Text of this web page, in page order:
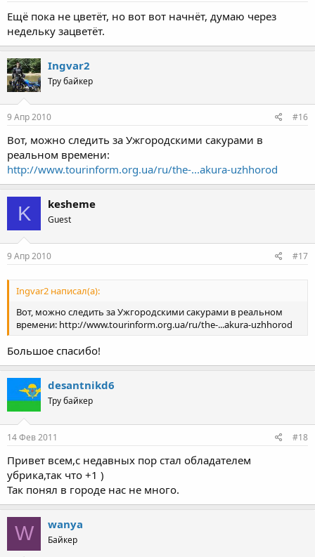
Ещё пока не цветёт, но вот вот начнёт, думаю через
недельку зацветёт.
Ingvar2
Тру байкер
9 Апр 2010 #16
Вот, можно следить за Ужгородскими сакурами в
реальном времени:
http://www.tourinform.org.ua/ru/the-...akura-uzhhorod
K kesheme
Guest
9 Апр 2010 #17
Ingvar2 написал(а):
Вот, можно следить за Ужгородскими сакурами в реальном
времени: http://www.tourinform.org.ua/ru/the-...akura-uzhhorod
Большое спасибо!
desantnikd6
Тру байкер
14 Фев 2011 #18
Привет всем,с недавных пор стал обладателем
убрика,так что +1 )
Так понял в городе нас не много.
W wanya
Байкер